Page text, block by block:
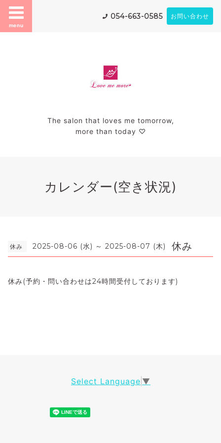
menu
054-663-0585 お問い合わせ
The salon that loves me tomorrow,
more than today ♡
カレンダー(空き状況)
休み 2025-08-06 (水) ～ 2025-08-07 (木) 休み
休み(予約・問い合わせは24時間受付しております)
Select Language ▼